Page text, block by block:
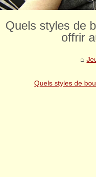
Quels styles de
offrir
Quels styles de